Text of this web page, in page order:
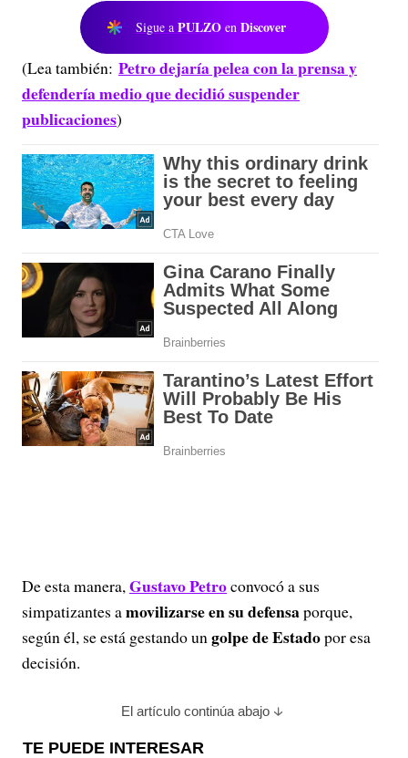
Sigue a PULZO en Discover
(Lea también: Petro dejaría pelea con la prensa y
defendería medio que decidió suspender
publicaciones)
De esta manera,Gustavo Petroconvocó a sus
simpatizantes amovilizarse en su defensaporque,
según él, se está gestando ungolpe de Estadopor esa
decisión.
El artículo continúa abajo
TE PUEDE INTERESAR